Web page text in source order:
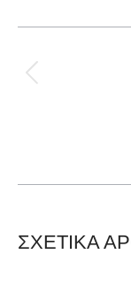
navigation
ΣΧΕΤΙΚΑ